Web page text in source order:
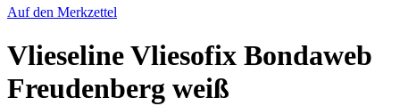
Auf den Merkzettel
Vlieseline Vliesofix Bondaweb
Freudenberg weiß